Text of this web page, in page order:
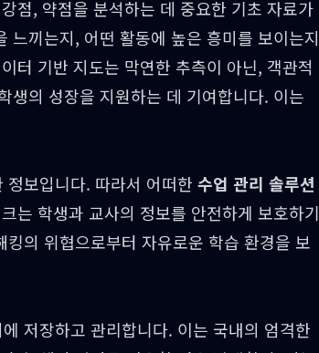
점, 약점을 분석하는 데 중요한 기초 자료가
끼는지, 어떤 활동에 높은 흥미를 보이는지
터 기반 지도는 막연한 추측이 아닌, 객관적
생의 성장을 지원하는 데 기여합니다. 이는
보입니다. 따라서 어떠한 수업 관리 솔루션
는 학생과 교사의 정보를 안전하게 보호하기
의 위협으로부터 자유로운 학습 환경을 보
저장하고 관리합니다. 이는 국내의 엄격한